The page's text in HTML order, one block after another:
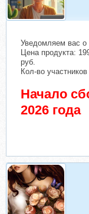
Уведомляем вас о
Цена продукта:
руб.
Кол-во
Начало
2026 года